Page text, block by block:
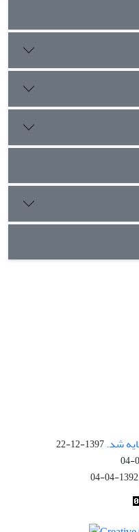
1397-12-22
1392-04-04